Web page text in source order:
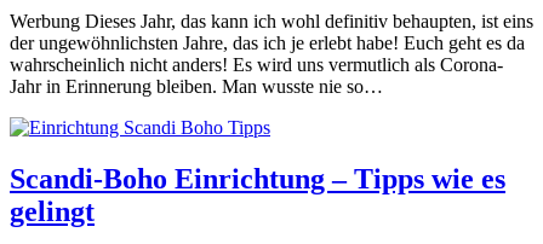
Werbung Dieses Jahr, das kann ich wohl definitiv behaupten, ist eins
der ungewöhnlichsten Jahre, das ich je erlebt habe! Euch geht es da
wahrscheinlich nicht anders! Es wird uns vermutlich als Corona-
Jahr in Erinnerung bleiben. Man wusste nie so…
Scandi-Boho Einrichtung – Tipps wie es
gelingt